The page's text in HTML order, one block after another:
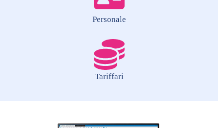
Personale
Tariffari